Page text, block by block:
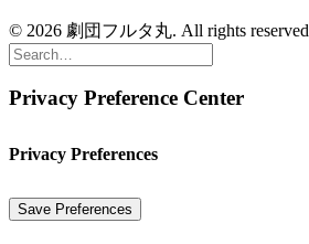
© 2026 劇団フルタ丸. All rights reserved
Privacy Preference Center
Privacy Preferences